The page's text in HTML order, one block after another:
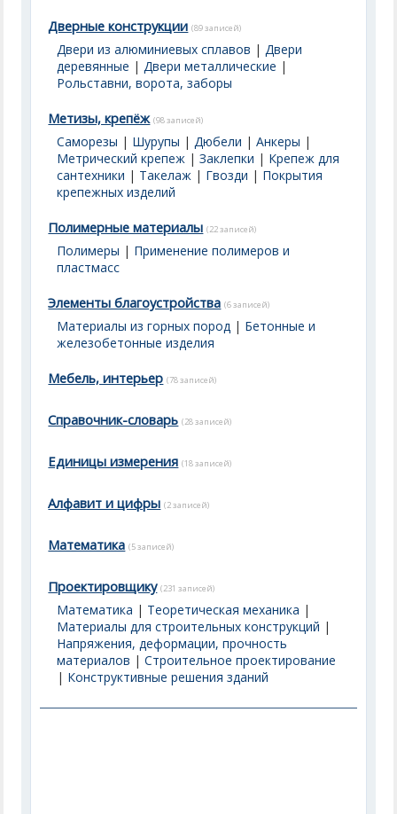
Дверные конструкции (89 записей)
Двери из алюминиевых сплавов |Двери
деревянные |Двери металлические |
Рольставни, ворота, заборы
Метизы, крепёж (98 записей)
Саморезы | Шурупы |Дюбели |Анкеры |
Метрический крепеж |Заклепки | Крепеж для
сантехники | Такелаж | Гвозди | Покрытия
крепежных изделий
Полимерные материалы (22 записей)
Полимеры | Применение полимеров и
пластмасс
Элементы благоустройства (6 записей)
Материалы из горных пород | Бетонные и
железобетонные изделия
Мебель, интерьер (78 записей)
Справочник-словарь (28 записей)
Единицы измерения (18 записей)
Алфавит и цифры (2 записей)
Математика (5 записей)
Проектировщику (231 записей)
Математика | Теоретическая механика |
Материалы для строительных конструкций |
Напряжения, деформации, прочность
материалов |Строительное проектирование
| Конструктивные решения зданий